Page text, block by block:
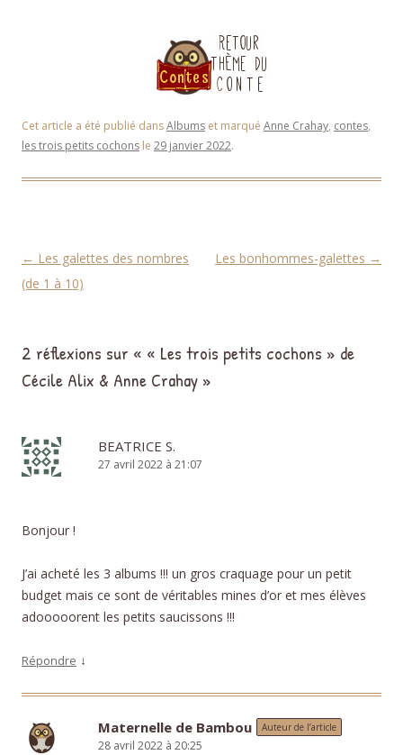
Cet article a été publié dansAlbums et marqué Anne Crahay, contes,
les trois petits cochons le 29 janvier 2022.
Navigation des articles
← Les galettes des nombres
(de 1 à 10)
Les bonhommes-galettes →
2 réflexions sur « « Les trois petits cochons » de
Cécile Alix & Anne Crahay »
BEATRICE S.
27 avril 2022 à 21:07
Bonjour !
J’ai acheté les 3 albums !!! un gros craquage pour un petit
budget mais ce sont de véritables mines d’or et mes élèves
adooooorent les petits saucissons !!!
Répondre ↓
Maternelle de Bambou Auteur de l’article
28 avril 2022 à 20:25